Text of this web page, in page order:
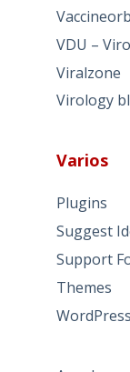
Vaccineorb
VDU –
Viralzone
Virology
Varios
Plugins
Suggest
Support
Themes